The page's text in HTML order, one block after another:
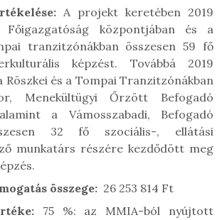
A projekt keretében 2019
Főigazgatóság központjában és a
tranzitzónákban összesen 59 fő
képzést. Továbbá 2019
Röszkei és a Tompai Tranzitzónákban
Menekültügyi Őrzött Befogadó
a Vámosszabadi, Befogadó
32 fő szociális-, ellátási
munkatárs részére kezdődött meg
összege: 26 253 814 Ft
75 %: az MMIA-ból nyújtott